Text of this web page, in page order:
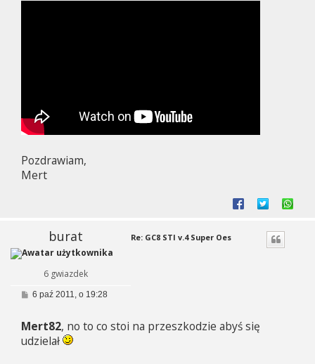
Pozdrawiam,
Mert
burat
6 gwiazdek
Re: GC8 STI v.4 Super Oes
P
t
6 paź 2011, o 19:28
Mert82, no to co stoi na przeszkodzie abyś się
udzielał